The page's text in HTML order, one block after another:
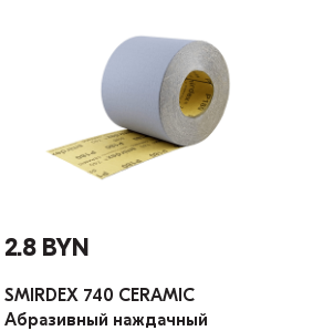
2.8 BYN
SMIRDEX 740 CERAMIC
Абразивный наждачный